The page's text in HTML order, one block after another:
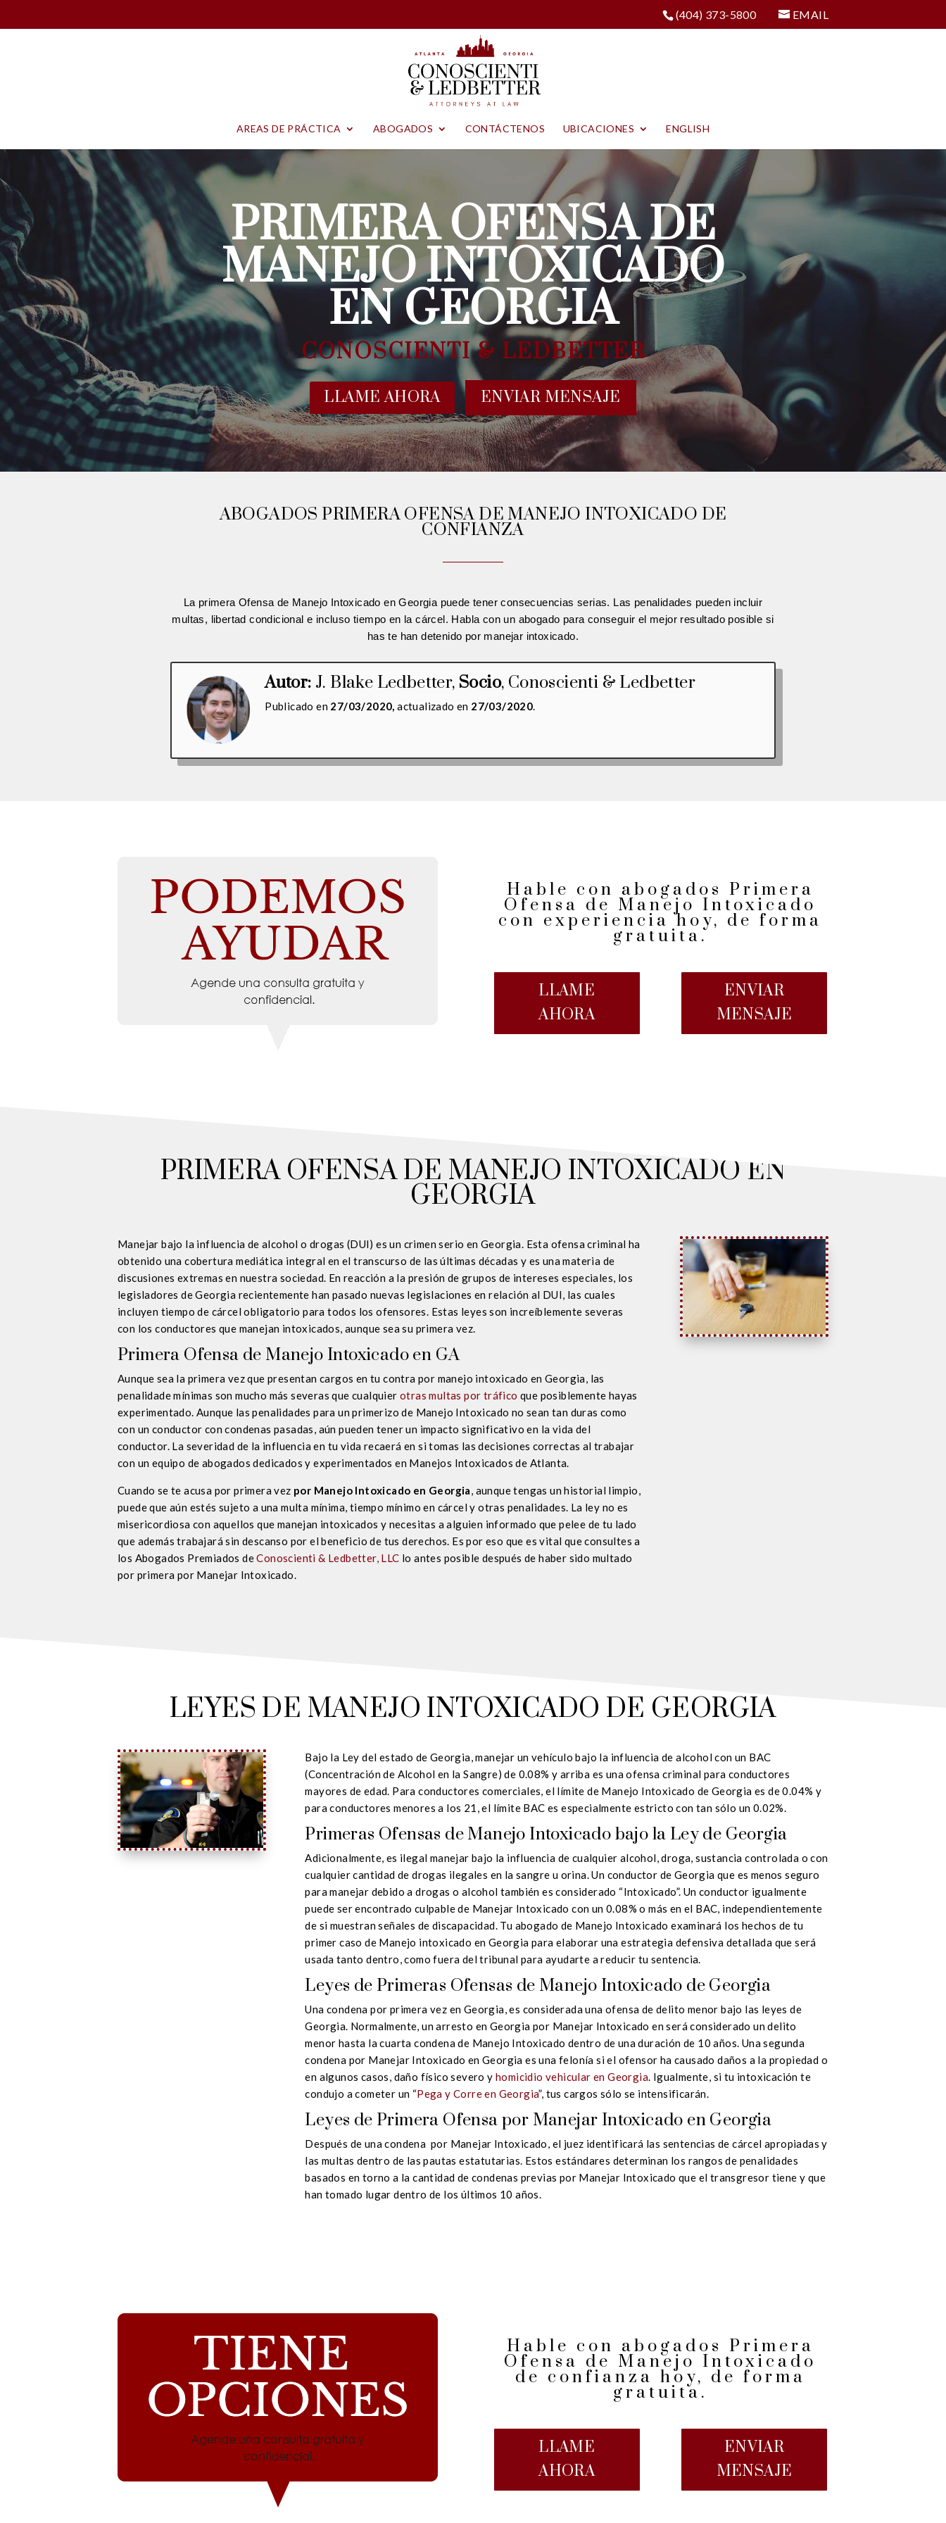
(404) 373-5800 EMAIL
AREAS DE PRÁCTICA ABOGADOS CONTÁCTENOS UBICACIONES ENGLISH
PRIMERA OFENSA DE
MANEJO INTOXICADO
EN GEORGIA
CONOSCIENTI & LEDBETTER
LLAME AHORA ENVIAR MENSAJE
ABOGADOS PRIMERA OFENSA DE MANEJO INTOXICADO DE
CONFIANZA
La primera Ofensa de Manejo Intoxicado en Georgia puede tener consecuencias serias. Las penalidades pueden incluir
multas, libertad condicional e incluso tiempo en la cárcel. Habla con un abogado para conseguir el mejor resultado posible si
has te han detenido por manejar intoxicado.
Autor: J. Blake Ledbetter, Socio, Conoscienti & Ledbetter
Publicado en 27/03/2020,actualizado en 27/03/2020.
Hable con abogados Primera
Ofensa de Manejo Intoxicado
con experiencia hoy, de forma
gratuita.
LLAME
AHORA
ENVIAR
MENSAJE
PRIMERA OFENSA DE MANEJO INTOXICADO EN
GEORGIA
Manejar bajo la influencia de alcohol o drogas (DUI) es un crimen serio en Georgia. Esta ofensa criminal ha
obtenido una cobertura mediática integral en el transcurso de las últimas décadas y es una materia de
discusiones extremas en nuestra sociedad. En reacción a la presión de grupos de intereses especiales, los
legisladores de Georgia recientemente han pasado nuevas legislaciones en relación al DUI, las cuales
incluyen tiempo de cárcel obligatorio para todos los ofensores. Estas leyes son increíblemente severas
con los conductores que manejan intoxicados, aunque sea su primera vez.
Primera Ofensa de Manejo Intoxicado en GA
Aunque sea la primera vez que presentan cargos en tu contra por manejo intoxicado en Georgia, las
penalidade mínimas son mucho más severas que cualquier otras multas por tráfico que posiblemente hayas
experimentado. Aunque las penalidades para un primerizo de Manejo Intoxicado no sean tan duras como
con un conductor con condenas pasadas, aún pueden tener un impacto significativo en la vida del
conductor. La severidad de la influencia en tu vida recaerá en si tomas las decisiones correctas al trabajar
con un equipo de abogados dedicados y experimentados en Manejos Intoxicados de Atlanta.
Cuando se te acusa por primera vez por Manejo Intoxicado en Georgia, aunque tengas un historial limpio,
puede que aún estés sujeto a una multa mínima, tiempo mínimo en cárcel y otras penalidades. La ley no es
misericordiosa con aquellos que manejan intoxicados y necesitas a alguien informado que pelee de tu lado
que además trabajará sin descanso por el beneficio de tus derechos. Es por eso que es vital que consultes a
los Abogados Premiados deConoscienti & Ledbetter, LLC lo antes posible después de haber sido multado
por primera por Manejar Intoxicado.
LEYES DE MANEJO INTOXICADO DE GEORGIA
Bajo la Ley del estado de Georgia, manejar un vehículo bajo la influencia de alcohol con un BAC
(Concentración de Alcohol en la Sangre) de 0.08% y arriba es una ofensa criminal para conductores
mayores de edad. Para conductores comerciales, el límite de Manejo Intoxicado de Georgia es de 0.04% y
para conductores menores a los 21, el límite BAC es especialmente estricto con tan sólo un 0.02%.
Primeras Ofensas de Manejo Intoxicado bajo la Ley de Georgia
Adicionalmente, es ilegal manejar bajo la influencia de cualquier alcohol, droga, sustancia controlada o con
cualquier cantidad de drogas ilegales en la sangre u orina. Un conductor de Georgia que es menos seguro
para manejar debido a drogas o alcohol también es considerado “Intoxicado”. Un conductor igualmente
puede ser encontrado culpable de Manejar Intoxicado con un 0.08% o más en el BAC, independientemente
de si muestran señales de discapacidad. Tu abogado de Manejo Intoxicado examinará los hechos de tu
primer caso de Manejo intoxicado en Georgia para elaborar una estrategia defensiva detallada que será
usada tanto dentro, como fuera del tribunal para ayudarte a reducir tu sentencia.
Leyes de Primeras Ofensas de Manejo Intoxicado de Georgia
Una condena por primera vez en Georgia, es considerada una ofensa de delito menor bajo las leyes de
Georgia. Normalmente, un arresto en Georgia por Manejar Intoxicado en será considerado un delito
menor hasta la cuarta condena de Manejo Intoxicado dentro de una duración de 10 años. Una segunda
condena por Manejar Intoxicado en Georgia es una felonía si el ofensor ha causado daños a la propiedad o
en algunos casos, daño físico severo y homicidio vehicular en Georgia. Igualmente, si tu intoxicación te
condujo a cometer un “Pega y Corre en Georgia”, tus cargos sólo se intensificarán.
Leyes de Primera Ofensa por Manejar Intoxicado en Georgia
Después de una condena por Manejar Intoxicado, el juez identificará las sentencias de cárcel apropiadas y
las multas dentro de las pautas estatutarias. Estos estándares determinan los rangos de penalidades
basados en torno a la cantidad de condenas previas por Manejar Intoxicado que el transgresor tiene y que
han tomado lugar dentro de los últimos 10 años.
Hable con abogados Primera
Ofensa de Manejo Intoxicado
de confianza hoy, de forma
gratuita.
LLAME
AHORA
ENVIAR
MENSAJE